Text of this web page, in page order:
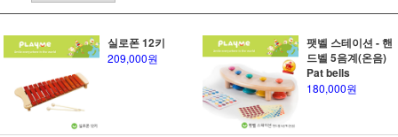
실로폰 12키
209,000원
팻벨 스테이션 - 핸
드벨 5음계(온음)
Pat bells
180,000원